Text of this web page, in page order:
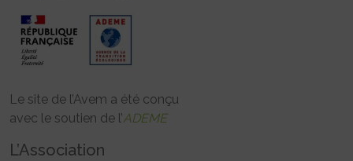
Le site de l’Avem a été conçu
avec le soutien de l’ADEME
L’Association